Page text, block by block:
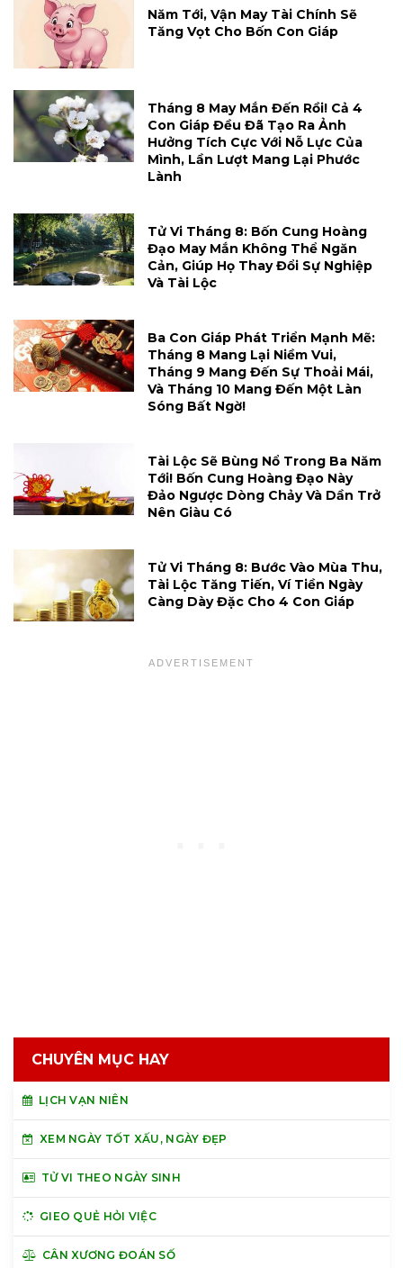
Năm Tới, Vận May Tài Chính Sẽ
Tăng Vọt Cho Bốn Con Giáp
Tháng 8 May Mắn Đến Rồi! Cả 4
Con Giáp Đều Đã Tạo Ra Ảnh
Hưởng Tích Cực Với Nỗ Lực Của
Mình, Lần Lượt Mang Lại Phước
Lành
Tử Vi Tháng 8: Bốn Cung Hoàng
Đạo May Mắn Không Thể Ngăn
Cản, Giúp Họ Thay Đổi Sự Nghiệp
Và Tài Lộc
Ba Con Giáp Phát Triển Mạnh Mẽ:
Tháng 8 Mang Lại Niềm Vui,
Tháng 9 Mang Đến Sự Thoải Mái,
Và Tháng 10 Mang Đến Một Làn
Sóng Bất Ngờ!
Tài Lộc Sẽ Bùng Nổ Trong Ba Năm
Tới! Bốn Cung Hoàng Đạo Này
Đảo Ngược Dòng Chảy Và Dần Trở
Nên Giàu Có
Tử Vi Tháng 8: Bước Vào Mùa Thu,
Tài Lộc Tăng Tiến, Ví Tiền Ngày
Càng Dày Đặc Cho 4 Con Giáp
CHUYÊN MỤC HAY
LỊCH VẠN NIÊN
XEM NGÀY TỐT XẤU, NGÀY ĐẸP
TỬ VI THEO NGÀY SINH
GIEO QUẺ HỎI VIỆC
CÂN XƯƠNG ĐOÁN SỐ